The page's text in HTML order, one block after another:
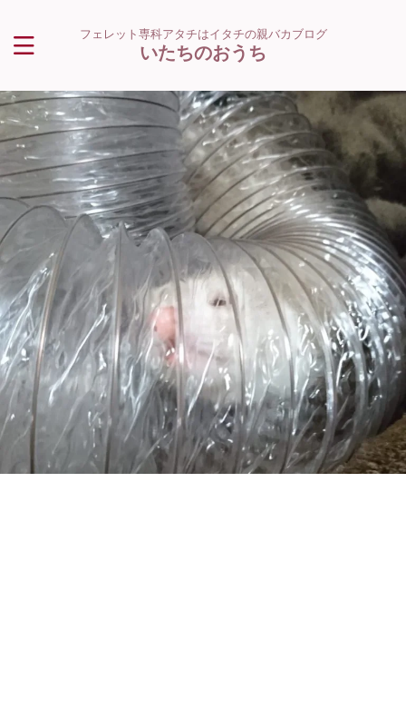
フェレット専科アタチはイタチの親バカブログ
いたちのおうち